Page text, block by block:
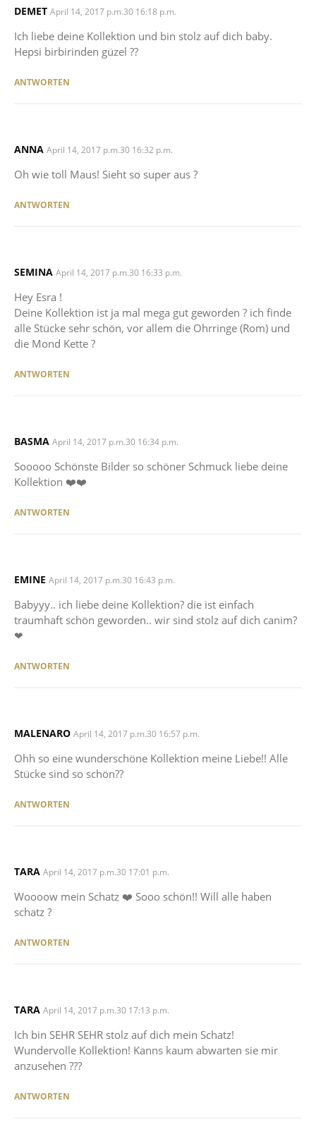
DEMET SAYS:
April 14, 2017 p.m.30 16:18 p.m.
Ich liebe deine Kollektion und bin stolz auf dich baby.
Hepsi birbirinden güzel ??
ANTWORTEN
ANNA SAYS:
April 14, 2017 p.m.30 16:32 p.m.
Oh wie toll Maus! Sieht so super aus ?
ANTWORTEN
SEMINA SAYS:
April 14, 2017 p.m.30 16:33 p.m.
Hey Esra !
Deine Kollektion ist ja mal mega gut geworden ? ich finde
alle Stücke sehr schön, vor allem die Ohrringe (Rom) und
die Mond Kette ?
ANTWORTEN
BASMA SAYS:
April 14, 2017 p.m.30 16:34 p.m.
Sooooo Schönste Bilder so schöner Schmuck liebe deine
Kollektion ❤️❤️
ANTWORTEN
EMINE SAYS:
April 14, 2017 p.m.30 16:43 p.m.
Babyyy.. ich liebe deine Kollektion? die ist einfach
traumhaft schön geworden.. wir sind stolz auf dich canim?
❤
ANTWORTEN
MALENARO SAYS:
April 14, 2017 p.m.30 16:57 p.m.
Ohh so eine wunderschöne Kollektion meine Liebe!! Alle
Stücke sind so schön??
ANTWORTEN
TARA SAYS:
April 14, 2017 p.m.30 17:01 p.m.
Woooow mein Schatz ❤️ Sooo schön!! Will alle haben
schatz ?
ANTWORTEN
TARA SAYS:
April 14, 2017 p.m.30 17:13 p.m.
Ich bin SEHR SEHR stolz auf dich mein Schatz!
Wundervolle Kollektion! Kanns kaum abwarten sie mir
anzusehen ???
ANTWORTEN